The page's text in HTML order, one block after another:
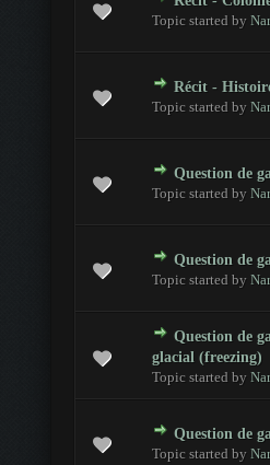
Topic started by
- 0 sur 5 en moyenne
345
Récit -
Topic started by
- 0 sur 5 en moyenne
345
Question de
Topic started by
- 0 sur 5 en moyenne
345
Question de
Topic started by
- 0 sur 5 en moyenne
345
Question de
glacial (freezing)
Topic started by
- 0 sur 5 en moyenne
345
Question de
Topic started by
- 0 sur 5 en moyenne
345